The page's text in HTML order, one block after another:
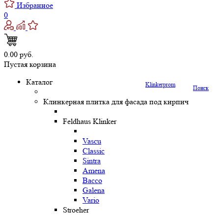
Избранное
0
0.00 руб.
Пустая корзина
Поиск
Klinkerprom
Каталог
Клинкерная плитка для фасада под кирпич
Feldhaus Klinker
Vascu
Classic
Sintra
Amena
Bacco
Galena
Vario
Stroeher